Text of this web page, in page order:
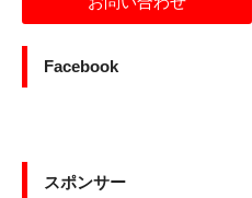
Facebook
スポンサー